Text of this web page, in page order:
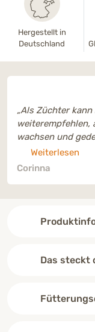
Hergestellt in
Deutschland
„Als Züchter
weiterempfehlen,
wachsen und
hervorragend.“
Weiterlesen
Corinna
Das steckt